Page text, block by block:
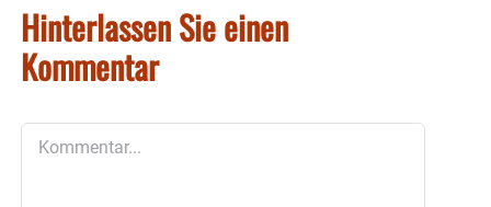
Hinterlassen Sie einen
Kommentar